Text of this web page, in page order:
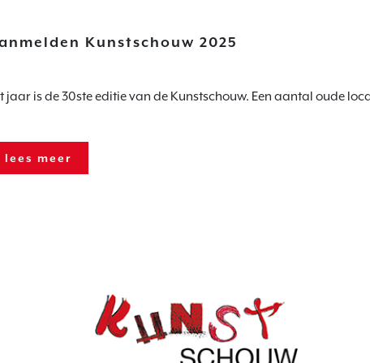
Kunstschouw 2025
jaar is de 30ste editie van de Kunstschouw. Een aantal oude
lees meer